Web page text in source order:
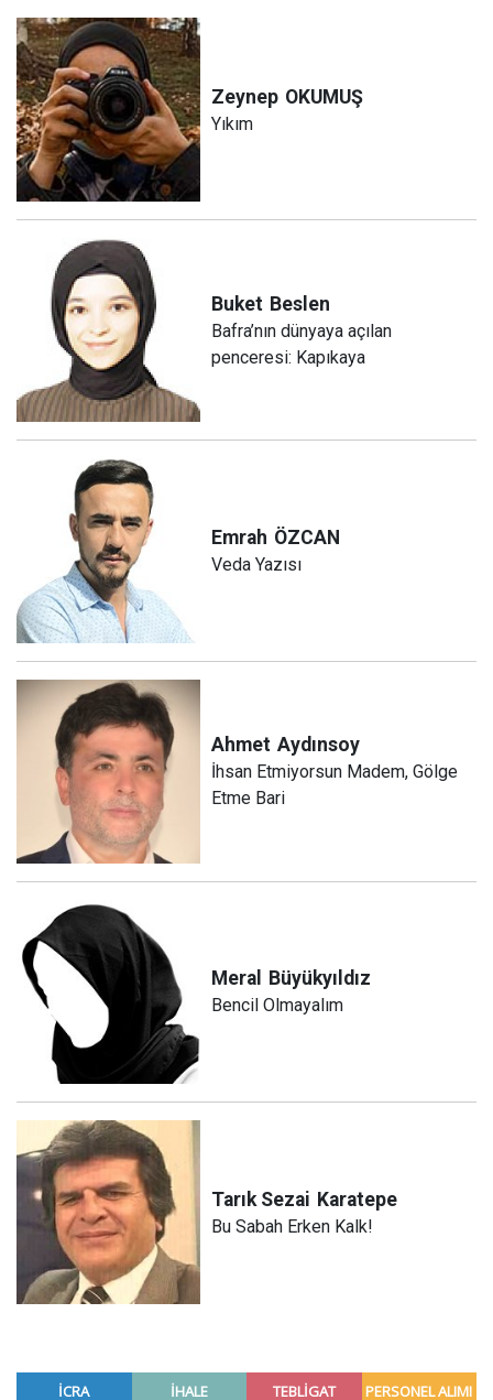
Zeynep OKUMUŞ
Yıkım
Buket Beslen
Bafra’nın dünyaya açılan
penceresi: Kapıkaya
Emrah ÖZCAN
Veda Yazısı
Ahmet Aydınsoy
İhsan Etmiyorsun Madem, Gölge
Etme Bari
Meral Büyükyıldız
Bencil Olmayalım
Tarık Sezai Karatepe
Bu Sabah Erken Kalk!